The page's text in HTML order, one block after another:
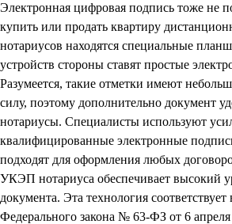
Электронная цифровая подпись тоже не
купить или продать квартиру
нотариусов находятся специальные
устройств стороны ставят простые
Разумеется, такие отметки имеют
силу, поэтому дополнительно документ
нотариусы. Специалисты используют
квалифицированные электронные
подходят для оформления любых
УКЭП нотариуса обеспечивает высокий
документа. Эта технология
Федерального закона № 63-ФЗ от 6